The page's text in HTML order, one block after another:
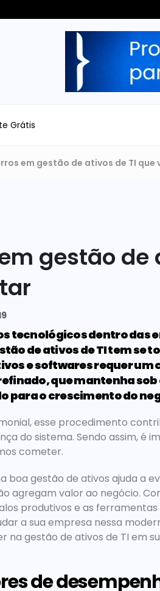
Grátis
em gestão de ativos de TI
gestão de
tecnológicos dentro das
de ativos de TI tem se
e softwares requer
que mantenha
para o crescimento do
esse procedimento
do sistema. Sendo assim,
cometer.
boa gestão de ativos ajuda a
agregam valor ao negócio.
produtivos e as
a sua empresa nessa
gestão de ativos de TI em
de